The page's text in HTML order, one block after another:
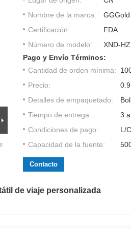
Nombre de la marca:
GGGold
Certificación:
FDA
Número de modelo:
XND-
Pago y Envío Términos:
Cantidad de orden mínima:
Precio:
Detalles de empaquetado:
Tiempo de entrega:
3
Condiciones de pago:
L/
Capacidad de la fuente:
Contacto
de viaje personalizada